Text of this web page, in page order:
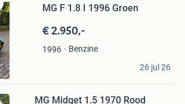
MG F 1.8 I 1996 Groen
€ 2.950,-
1996
Benzine
26 jul 26
MG Midget 1.5 1970 Rood